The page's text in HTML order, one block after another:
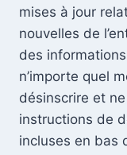
mises à jour
nouvelles de
des
n’importe quel
désinscrire et
instructions de
incluses en bas